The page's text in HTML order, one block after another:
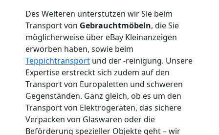
Des Weiteren unterstützen wir Sie beim
Transport von Gebrauchtmöbeln, die Sie
möglicherweise über eBay Kleinanzeigen
erworben haben, sowie beim
Teppichtransport und der -reinigung. Unsere
Expertise erstreckt sich zudem auf den
Transport von Europaletten und schweren
Gegenständen. Ganz gleich, ob es um den
Transport von Elektrogeräten, das sichere
Verpacken von Glaswaren oder die
Beförderung spezieller Objekte geht – wir
Mann
LKW
Wolfsberg